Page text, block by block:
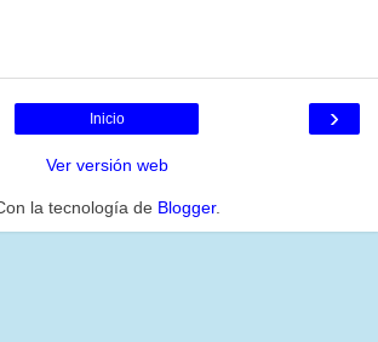
›
Inicio
Ver versión web
la tecnología de Blogger.